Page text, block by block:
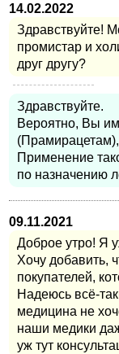
14.02.2022
Здравствуйте!
промистар и
друг другу?
Здравствуйте.
Вероятно, Вы
Применение
по назначению
09.11.2021
Доброе утро! Я
Хочу добавить,
покупателей,
Надеюсь всё-
медицина не
наши медики
уж тут